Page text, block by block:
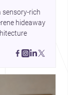
Plinth House
et
kan
sensory-rich
hideaway